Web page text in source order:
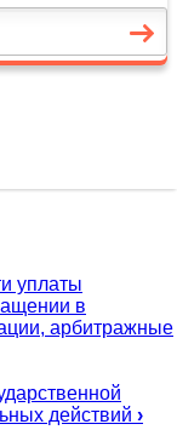
уплаты
в
арбитражные
действий ›